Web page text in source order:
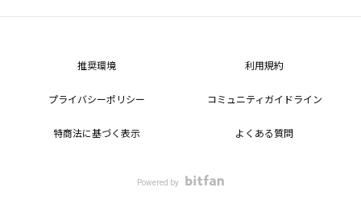
推奨環境 利用規約
プライバシーポリシー コミュニティガイドライン
特商法に基づく表示 よくある質問
Powered by